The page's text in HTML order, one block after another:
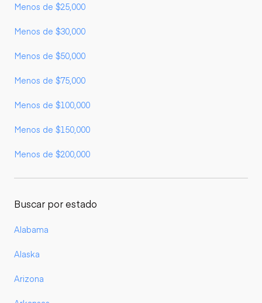
Menos de $25,000
Menos de $30,000
Menos de $50,000
Menos de $75,000
Menos de $100,000
Menos de $150,000
Menos de $200,000
Buscar por estado
Alabama
Alaska
Arizona